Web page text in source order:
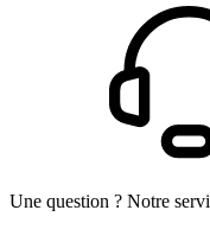
Une question ? Notre